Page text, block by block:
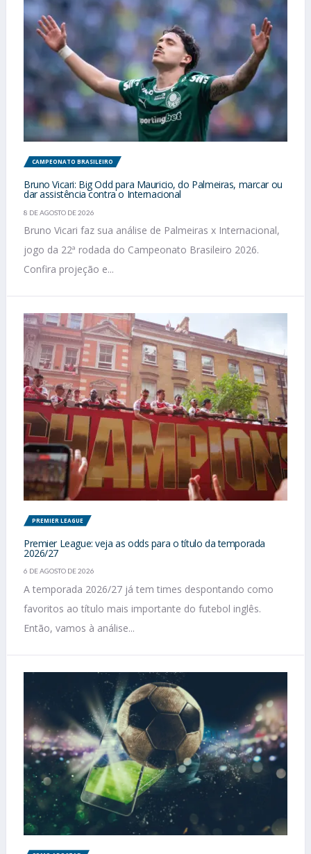
CAMPEONATO BRASILEIRO
Bruno Vicari: Big Odd para Mauricio, do Palmeiras, marcar ou
dar assistência contra o Internacional
8 DE AGOSTO DE 2026
Bruno Vicari faz sua análise de Palmeiras x Internacional,
jogo da 22ª rodada do Campeonato Brasileiro 2026.
Confira projeção e...
PREMIER LEAGUE
Premier League: veja as odds para o título da temporada
2026/27
6 DE AGOSTO DE 2026
A temporada 2026/27 já tem times despontando como
favoritos ao título mais importante do futebol inglês.
Então, vamos à análise...